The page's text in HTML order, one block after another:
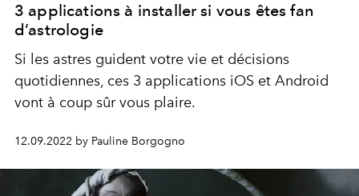
3 applications à installer si vous êtes fan
d’astrologie
Si les astres guident votre vie et décisions
quotidiennes, ces 3 applications iOS et Android
vont à coup sûr vous plaire.
12.09.2022 by Pauline Borgogno